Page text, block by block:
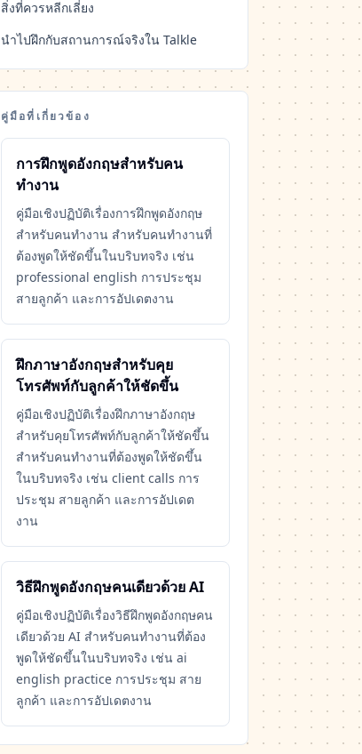
สิ่งที่ควรหลีกเลี่ยง
นำไปฝึกกับสถานการณ์จริงใน Talkle
คู่มือที่เกี่ยวข้อง
การฝึกพูดอังกฤษสำหรับคน
ทำงาน
คู่มือเชิงปฏิบัติเรื่องการฝึกพูดอังกฤษ
สำหรับคนทำงาน สำหรับคนทำงานที่
ต้องพูดให้ชัดขึ้นในบริบทจริง เช่น
professional english การประชุม
สายลูกค้า และการอัปเดตงาน
ฝึกภาษาอังกฤษสำหรับคุย
โทรศัพท์กับลูกค้าให้ชัดขึ้น
คู่มือเชิงปฏิบัติเรื่องฝึกภาษาอังกฤษ
สำหรับคุยโทรศัพท์กับลูกค้าให้ชัดขึ้น
สำหรับคนทำงานที่ต้องพูดให้ชัดขึ้น
ในบริบทจริง เช่น client calls การ
ประชุม สายลูกค้า และการอัปเดต
งาน
วิธีฝึกพูดอังกฤษคนเดียวด้วย AI
คู่มือเชิงปฏิบัติเรื่องวิธีฝึกพูดอังกฤษคน
เดียวด้วย AI สำหรับคนทำงานที่ต้อง
พูดให้ชัดขึ้นในบริบทจริง เช่น ai
english practice การประชุม สาย
ลูกค้า และการอัปเดตงาน